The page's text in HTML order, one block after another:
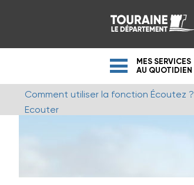
MES SERVICES
AU QUOTIDIEN
Comment utiliser la fonction Écoutez ?
Ecouter